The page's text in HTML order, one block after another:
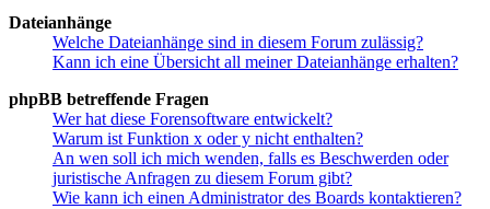
Dateianhänge
Welche Dateianhänge sind in diesem Forum zulässig?
Kann ich eine Übersicht all meiner Dateianhänge erhalten?
phpBB betreffende Fragen
Wer hat diese Forensoftware entwickelt?
Warum ist Funktion x oder y nicht enthalten?
An wen soll ich mich wenden, falls es Beschwerden oder
juristische Anfragen zu diesem Forum gibt?
Wie kann ich einen Administrator des Boards kontaktieren?